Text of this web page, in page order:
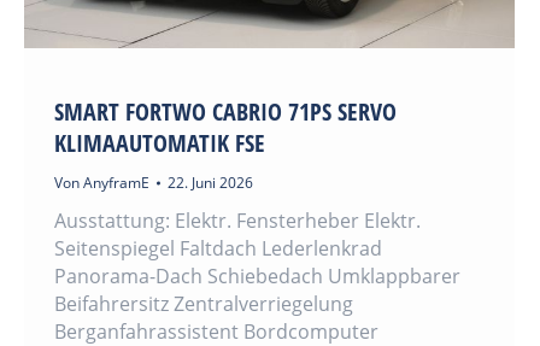
SMART FORTWO CABRIO 71PS SERVO
KLIMAAUTOMATIK FSE
VonAnyframE 22. Juni 2026
Ausstattung: Elektr. Fensterheber Elektr.
Seitenspiegel Faltdach Lederlenkrad
Panorama-Dach Schiebedach Umklappbarer
Beifahrersitz Zentralverriegelung
Berganfahrassistent Bordcomputer